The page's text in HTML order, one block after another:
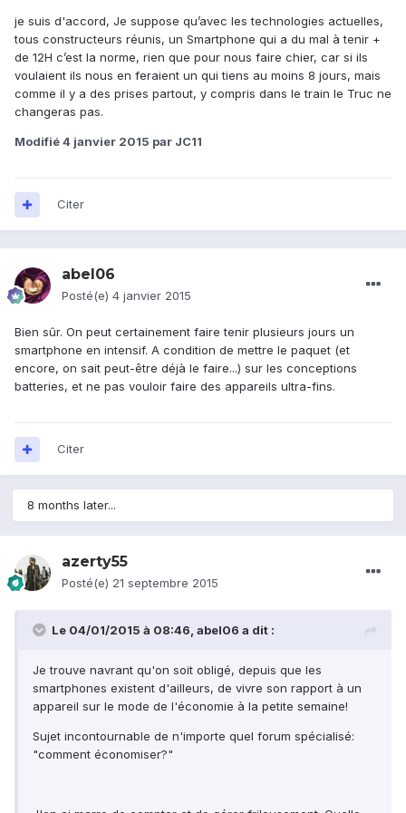
je suis d'accord, Je suppose qu’avec les technologies actuelles,
tous constructeurs réunis, un Smartphone qui a du mal à tenir +
de 12H c’est la norme, rien que pour nous faire chier, car si ils
voulaient ils nous en feraient un qui tiens au moins 8 jours, mais
comme il y a des prises partout, y compris dans le train le Truc ne
changeras pas.
Modifié4 janvier 2015 par JC11
Citer
abel06
Posté(e) 4 janvier 2015
Bien sûr. On peut certainement faire tenir plusieurs jours un
smartphone en intensif. A condition de mettre le paquet (et
encore, on sait peut-être déjà le faire...) sur les conceptions
batteries, et ne pas vouloir faire des appareils ultra-fins.
Citer
8 months later...
azerty55
Posté(e) 21 septembre 2015
Le 04/01/2015 à 08:46, abel06 a dit :
Je trouve navrant qu'on soit obligé, depuis que les
smartphones existent d'ailleurs, de vivre son rapport à un
appareil sur le mode de l'économie à la petite semaine!
Sujet incontournable de n'importe quel forum spécialisé:
"comment économiser?"